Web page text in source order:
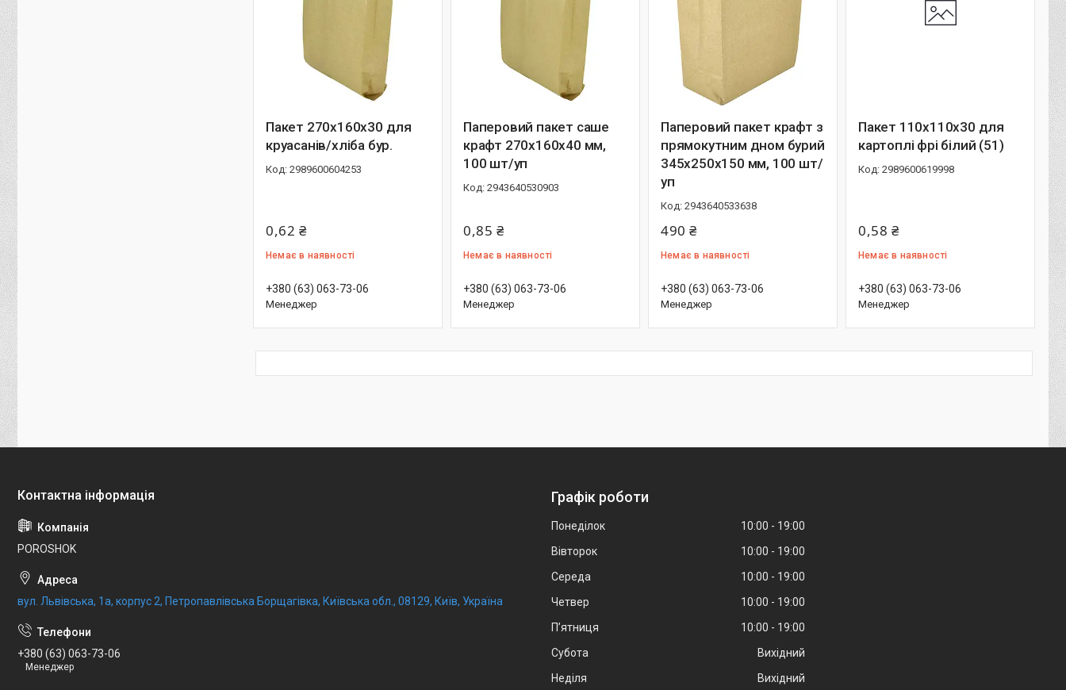
Пакет 270х160х30 для
круасанів/хліба бур.
2989600604253
0,62 ₴
Немає в наявності
+380 (63) 063-73-06
Менеджер
Паперовий пакет саше
крафт 270х160х40 мм,
100 шт/уп
2943640530903
0,85 ₴
Немає в наявності
+380 (63) 063-73-06
Менеджер
Паперовий пакет крафт з
прямокутним дном бурий
345х250х150 мм, 100 шт/
уп
2943640533638
490 ₴
Немає в наявності
+380 (63) 063-73-06
Менеджер
Пакет 110х110х30 для
картоплі фрі білий (51)
2989600619998
0,58 ₴
Немає в наявності
+380 (63) 063-73-06
Менеджер
POROSHOK
вул. Львівська, 1а, корпус 2, Петропавлівська Борщагівка, Київська обл., 08129, Київ, Україна
+380 (63) 063-73-06
Менеджер
Графік роботи
Понеділок 10:00
19:00
Вівторок
10:00
19:00
Середа
10:00
19:00
Четвер
10:00
19:00
Пʼятниця
10:00
19:00
Субота
Вихідний
Неділя
Вихідний